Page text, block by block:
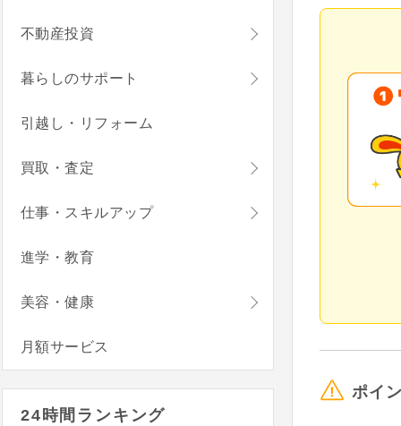
ポイ
不動産投資
暮らしのサポート
引越し・リフォーム
買取・査定
仕事・スキルアップ
進学・教育
美容・健康
月額サービス
24時間ランキング